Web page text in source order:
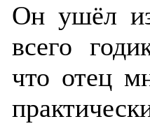
Он ушёл
всего
что отец